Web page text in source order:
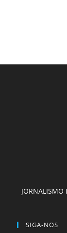
JORNALISMO
SIGA-NOS